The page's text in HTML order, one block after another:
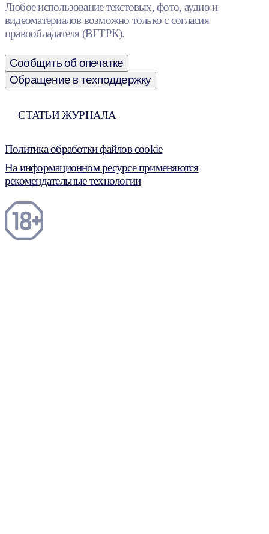
Любое использование текстовых, фото, аудио и
видеоматериалов возможно только с согласия
правообладателя (ВГТРК).
Сообщить об опечатке
Обращение в техподдержку
СТАТЬИ ЖУРНАЛА
Политика обработки файлов cookie
На информационном ресурсе применяются
рекомендательные технологии